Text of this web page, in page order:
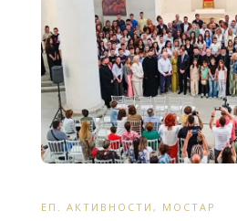
ЕП. АКТИВНОСТИ , МОСТАР